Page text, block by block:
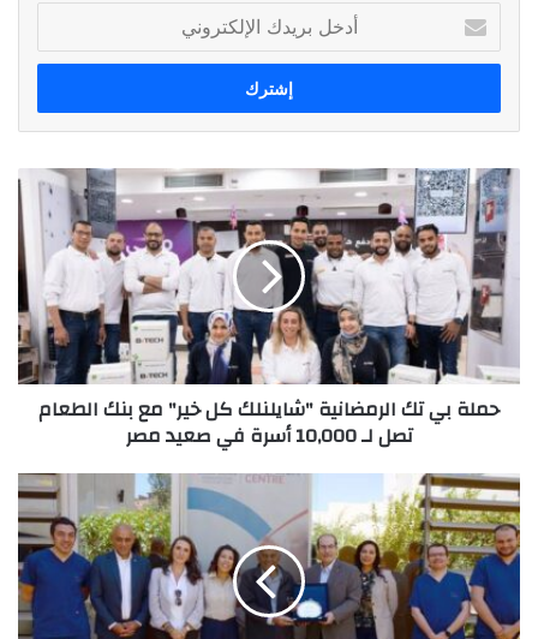
بريدك
الإلكتروني
حملة
بي
تك
الرمضانية
"شايلنلك
خير"
بنك
الطعام
10,000
أسرة
في
صعيد
حملة بي تك الرمضانية "شايلنلك كل خير" مع بنك الطعام
تصل لـ 10,000 أسرة في صعيد مصر
زياره
بنك
saib
لمركز
اسوان
للقلب